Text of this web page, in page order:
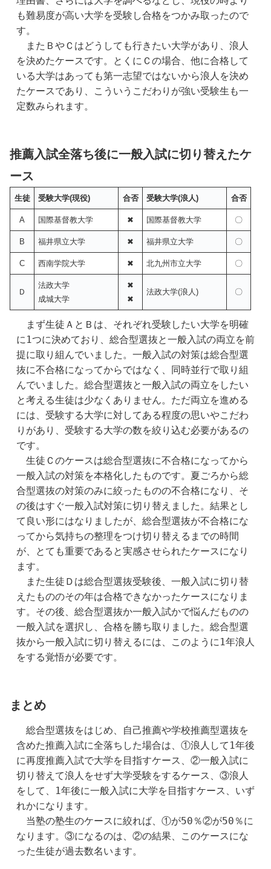
も難易度が高い大学を受験し合格をつかみ取ったので
す。
またＢやＣはどうしても行きたい大学があり、浪人
を決めたケースです。とくにＣの場合、他に合格して
いる大学はあっても第一志望ではないから浪人を決め
たケースであり、こういうこだわりが強い受験生も一
定数みられます。
推薦入試全落ち後に一般入試に切り替えたケ
ース
生徒 受験大学(現役) 合否 受験大学(浪人) 合否
A 国際基督教大学 ✖ 国際基督教大学 〇
B 福井県立大学 ✖ 福井県立大学 〇
C 西南学院大学 ✖ 北九州市立大学 〇
Ｄ
法政大学
成城大学
✖
✖
法政大学(浪人) 〇
まず生徒ＡとＢは、それぞれ受験したい大学を明確
に1つに決めており、総合型選抜と一般入試の両立を前
提に取り組んでいました。一般入試の対策は総合型選
抜に不合格になってからではなく、同時並行で取り組
んでいました。総合型選抜と一般入試の両立をしたい
と考える生徒は少なくありません。ただ両立を進める
には、受験する大学に対してある程度の思いやこだわ
りがあり、受験する大学の数を絞り込む必要があるの
です。
生徒Ｃのケースは総合型選抜に不合格になってから
一般入試の対策を本格化したものです。夏ごろから総
合型選抜の対策のみに絞ったものの不合格になり、そ
の後はすぐ一般入試対策に切り替えました。結果とし
て良い形にはなりましたが、総合型選抜が不合格にな
ってから気持ちの整理をつけ切り替えるまでの時間
が、とても重要であると実感させられたケースになり
ます。
また生徒Ｄは総合型選抜受験後、一般入試に切り替
えたもののその年は合格できなかったケースになりま
す。その後、総合型選抜か一般入試かで悩んだものの
一般入試を選択し、合格を勝ち取りました。総合型選
抜から一般入試に切り替えるには、このように1年浪人
をする覚悟が必要です。
まとめ
総合型選抜をはじめ、自己推薦や学校推薦型選抜を
含めた推薦入試に全落ちした場合は、①浪人して1年後
に再度推薦入試で大学を目指すケース、②一般入試に
切り替えて浪人をせず大学受験をするケース、③浪人
をして、1年後に一般入試に大学を目指すケース、いず
れかになります。
当塾の塾生のケースに絞れば、①が50％②が50％に
なります。③になるのは、②の結果、このケースにな
った生徒が過去数名います。